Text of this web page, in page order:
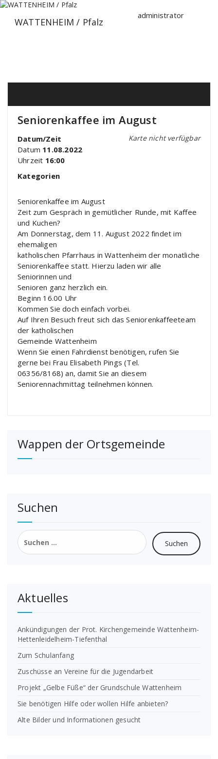
Zum
springenWATTENHEIM / Pfalz
administrator
Seniorenkaffee im August
Karte nicht verfügbar
Datum/Zeit
Datum 11.08.2022
Uhrzeit 16:00
Kategorien
Seniorenkaffee im August
Zeit zum Gespräch in gemütlicher Runde, mit Kaffee
und Kuchen?
Am Donnerstag, dem 11. August 2022 findet im
ehemaligen
katholischen Pfarrhaus in Wattenheim der monatliche
Seniorenkaffee statt. Hierzu laden wir alle
Seniorinnen und
Senioren ganz herzlich ein.
Beginn 16.00 Uhr
Kommen Sie doch einfach vorbei.
Auf Ihren Besuch freut sich das Seniorenkaffeeteam
der katholischen
Gemeinde Wattenheim
Wenn Sie einen Fahrdienst benötigen, rufen Sie
gerne bei Frau Elisabeth Pings (Tel.
06356/8168) an, damit Sie an diesem
Seniorennachmittag teilnehmen können.
Wappen der Ortsgemeinde
Suchen
Suchen
nach:
Aktuelles
Ankündigungen der Prot. Kirchengemeinde Wattenheim-
Hettenleidelheim-Tiefenthal
Zum Schulanfang
Zuschüsse an Vereine für die Jugendarbeit
Projekt „Gelbe Füße“ der Grundschule Wattenheim
Sie benötigen Hilfe oder wollen Hilfe anbieten?
Alte Bilder und Informationen gesucht